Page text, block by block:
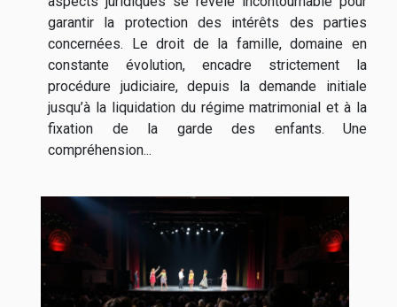
garantir la protection des intérêts des parties
concernées. Le droit de la famille, domaine en
constante évolution, encadre strictement la
procédure judiciaire, depuis la demande initiale
jusqu’à la liquidation du régime matrimonial et à la
fixation de la garde des enfants. Une
compréhension...